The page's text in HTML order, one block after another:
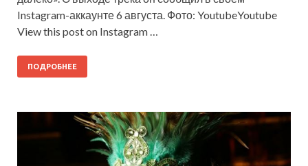
Instagram-аккаунте 6 августа. Фото: YoutubeYoutube
View this post on Instagram …
ПОДРОБНЕЕ